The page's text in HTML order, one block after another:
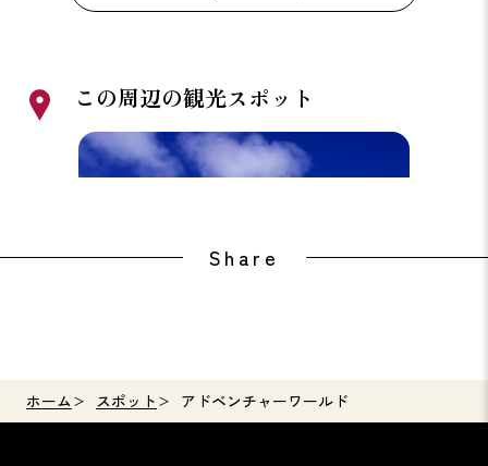
ホーム スポット アドベンチャーワールド
この周辺の観光スポット
とれとれ市場
Share